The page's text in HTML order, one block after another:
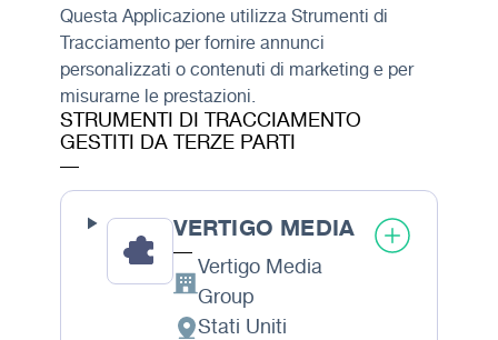
Questa Applicazione utilizza Strumenti di
Tracciamento per fornire annunci
personalizzati o contenuti di marketing e per
misurarne le prestazioni.
STRUMENTI DI TRACCIAMENTO
GESTITI DA TERZE PARTI
VERTIGO MEDIA
Azienda:
Vertigo Media
Group
Stati Uniti